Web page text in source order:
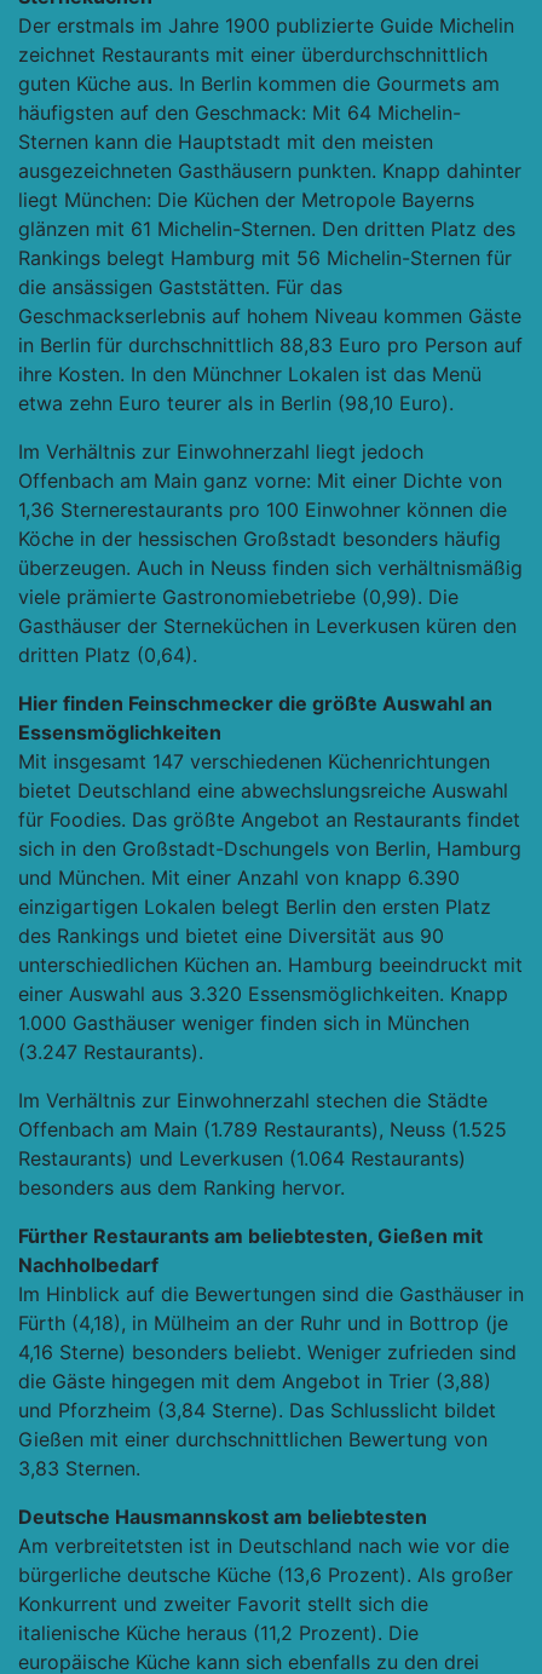
Der erstmals im Jahre 1900 publizierte Guide Michelin
zeichnet Restaurants mit einer überdurchschnittlich
guten Küche aus. In Berlin kommen die Gourmets am
häufigsten auf den Geschmack: Mit 64 Michelin-
Sternen kann die Hauptstadt mit den meisten
ausgezeichneten Gasthäusern punkten. Knapp dahinter
liegt München: Die Küchen der Metropole Bayerns
glänzen mit 61 Michelin-Sternen. Den dritten Platz des
Rankings belegt Hamburg mit 56 Michelin-Sternen für
die ansässigen Gaststätten. Für das
Geschmackserlebnis auf hohem Niveau kommen Gäste
in Berlin für durchschnittlich 88,83 Euro pro Person auf
ihre Kosten. In den Münchner Lokalen ist das Menü
etwa zehn Euro teurer als in Berlin (98,10 Euro).
Im Verhältnis zur Einwohnerzahl liegt jedoch
Offenbach am Main ganz vorne: Mit einer Dichte von
1,36 Sternerestaurants pro 100 Einwohner können die
Köche in der hessischen Großstadt besonders häufig
überzeugen. Auch in Neuss finden sich verhältnismäßig
viele prämierte Gastronomiebetriebe (0,99). Die
Gasthäuser der Sterneküchen in Leverkusen küren den
dritten Platz (0,64).
Hier finden Feinschmecker die größte Auswahl an
Essensmöglichkeiten
Mit insgesamt 147 verschiedenen Küchenrichtungen
bietet Deutschland eine abwechslungsreiche Auswahl
für Foodies. Das größte Angebot an Restaurants findet
sich in den Großstadt-Dschungels von Berlin, Hamburg
und München. Mit einer Anzahl von knapp 6.390
einzigartigen Lokalen belegt Berlin den ersten Platz
des Rankings und bietet eine Diversität aus 90
unterschiedlichen Küchen an. Hamburg beeindruckt mit
einer Auswahl aus 3.320 Essensmöglichkeiten. Knapp
1.000 Gasthäuser weniger finden sich in München
(3.247 Restaurants).
Im Verhältnis zur Einwohnerzahl stechen die Städte
Offenbach am Main (1.789 Restaurants), Neuss (1.525
Restaurants) und Leverkusen (1.064 Restaurants)
besonders aus dem Ranking hervor.
Fürther Restaurants am beliebtesten, Gießen mit
Nachholbedarf
Im Hinblick auf die Bewertungen sind die Gasthäuser in
Fürth (4,18), in Mülheim an der Ruhr und in Bottrop (je
4,16 Sterne) besonders beliebt. Weniger zufrieden sind
die Gäste hingegen mit dem Angebot in Trier (3,88)
und Pforzheim (3,84 Sterne). Das Schlusslicht bildet
Gießen mit einer durchschnittlichen Bewertung von
3,83 Sternen.
Deutsche Hausmannskost am beliebtesten
Am verbreitetsten ist in Deutschland nach wie vor die
bürgerliche deutsche Küche (13,6 Prozent). Als großer
Konkurrent und zweiter Favorit stellt sich die
italienische Küche heraus (11,2 Prozent). Die
europäische Küche kann sich ebenfalls zu den drei